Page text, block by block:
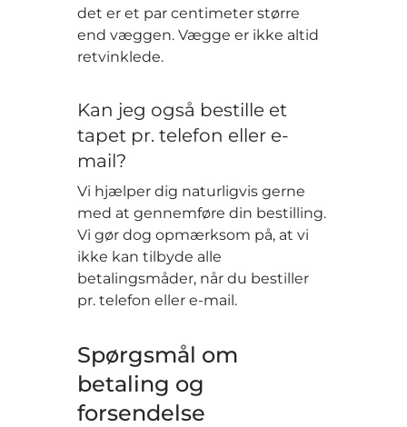
det er et par centimeter større
end væggen. Vægge er ikke altid
retvinklede.
Kan jeg også bestille et
tapet pr. telefon eller e-
mail?
Vi hjælper dig naturligvis gerne
med at gennemføre din bestilling.
Vi gør dog opmærksom på, at vi
ikke kan tilbyde alle
betalingsmåder, når du bestiller
pr. telefon eller e-mail.
Spørgsmål om
betaling og
forsendelse